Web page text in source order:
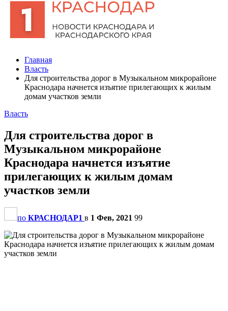
Главная
Власть
Для строительства дорог в Музыкальном микрорайоне
Краснодара начнется изъятие прилегающих к жилым
домам участков земли
Власть
Для строительства дорог в
Музыкальном микрорайоне
Краснодара начнется изъятие
прилегающих к жилым домам
участков земли
по КРАСНОДАР1 в 1 Фев, 2021 99